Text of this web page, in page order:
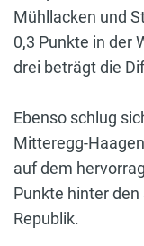
Mühllacken und
0,3 Punkte in der
drei beträgt die
Ebenso schlug
Mitteregg-
auf dem
Punkte hinter
Republik.